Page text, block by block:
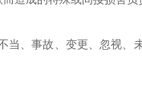
当、事故、变更、忽视、